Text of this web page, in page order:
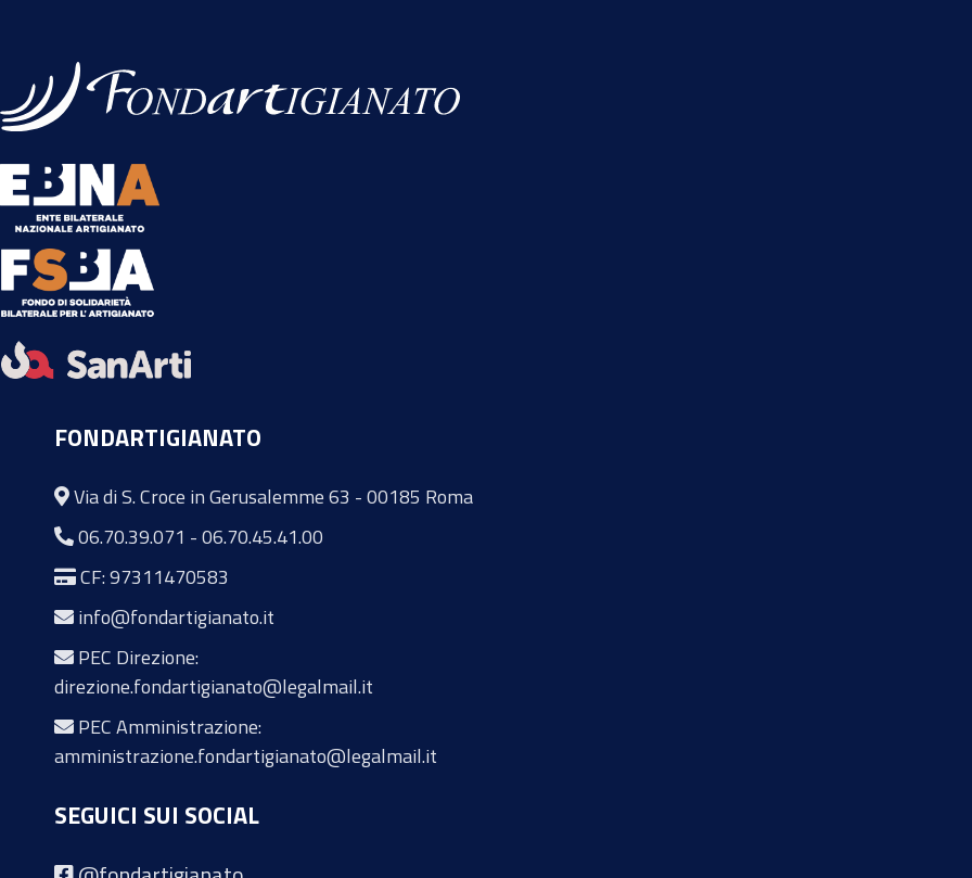
FONDARTIGIANATO
Via di S. Croce in Gerusalemme 63 - 00185 Roma
06.70.39.071 -06.70.45.41.00
CF: 97311470583
info@fondartigianato.it
PEC Direzione:
direzione.fondartigianato@legalmail.it
PEC Amministrazione:
amministrazione.fondartigianato@legalmail.it
SEGUICI SUI SOCIAL